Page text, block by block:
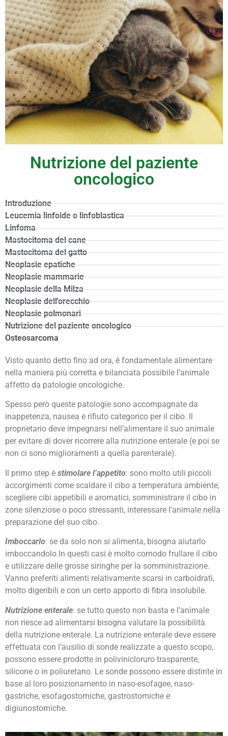
ONCOLOGIA
Nutrizione del paziente
oncologico
Introduzione
Leucemia linfoide o linfoblastica
Linfoma
Mastocitoma del cane
Mastocitoma del gatto
Neoplasie epatiche
Neoplasie mammarie
Neoplasie della Milza
Neoplasie dell'orecchio
Neoplasie polmonari
Nutrizione del paziente oncologico
Osteosarcoma
Visto quanto detto fino ad ora, è fondamentale alimentare
nella maniera più corretta e bilanciata possibile l’animale
affetto da patologie oncologiche.
Spesso però queste patologie sono accompagnate da
inappetenza, nausea e rifiuto categorico per il cibo. Il
proprietario deve impegnarsi nell’alimentare il suo animale
per evitare di dover ricorrere alla nutrizione enterale (e poi se
non ci sono miglioramenti a quella parenterale).
Il primo step è stimolare l’appetito: sono molto utili piccoli
accorgimenti come scaldare il cibo a temperatura ambiente,
scegliere cibi appetibili e aromatici, somministrare il cibo in
zone silenziose o poco stressanti, interessare l’animale nella
preparazione del suo cibo.
Imboccarlo: se da solo non si alimenta, bisogna aiutarlo
imboccandolo.In questi casi è molto comodo frullare il cibo
e utilizzare delle grosse siringhe per la somministrazione.
Vanno preferiti alimenti relativamente scarsi in carboidrati,
molto digeribili e con un certo apporto di fibra insolubile.
Nutrizione enterale: se tutto questo non basta e l’animale
non riesce ad alimentarsi bisogna valutare la possibilità
della nutrizione enterale. La nutrizione enterale deve essere
effettuata con l’ausilio di sonde realizzate a questo scopo,
possono essere prodotte in polivinicloruro trasparente,
silicone o in poliuretano. Le sonde possono essere distinte in
base al loro posizionamento in naso-esofagee, naso-
gastriche, esofagostomiche, gastrostomiche e
digiunostomiche.